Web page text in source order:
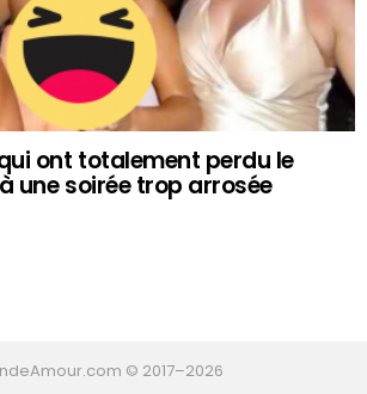
ont totalement perdu le
une soirée trop arrosée
© 2017–2026